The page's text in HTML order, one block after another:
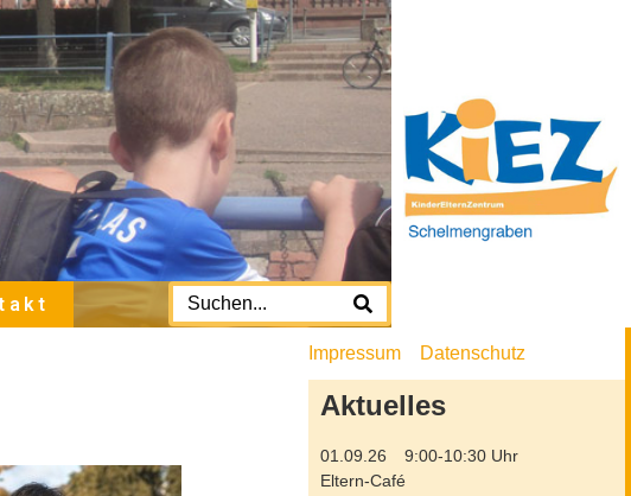
Impressum Datenschutz
Aktuelles
01.09.26
9:00-10:30 Uhr
Eltern-Café